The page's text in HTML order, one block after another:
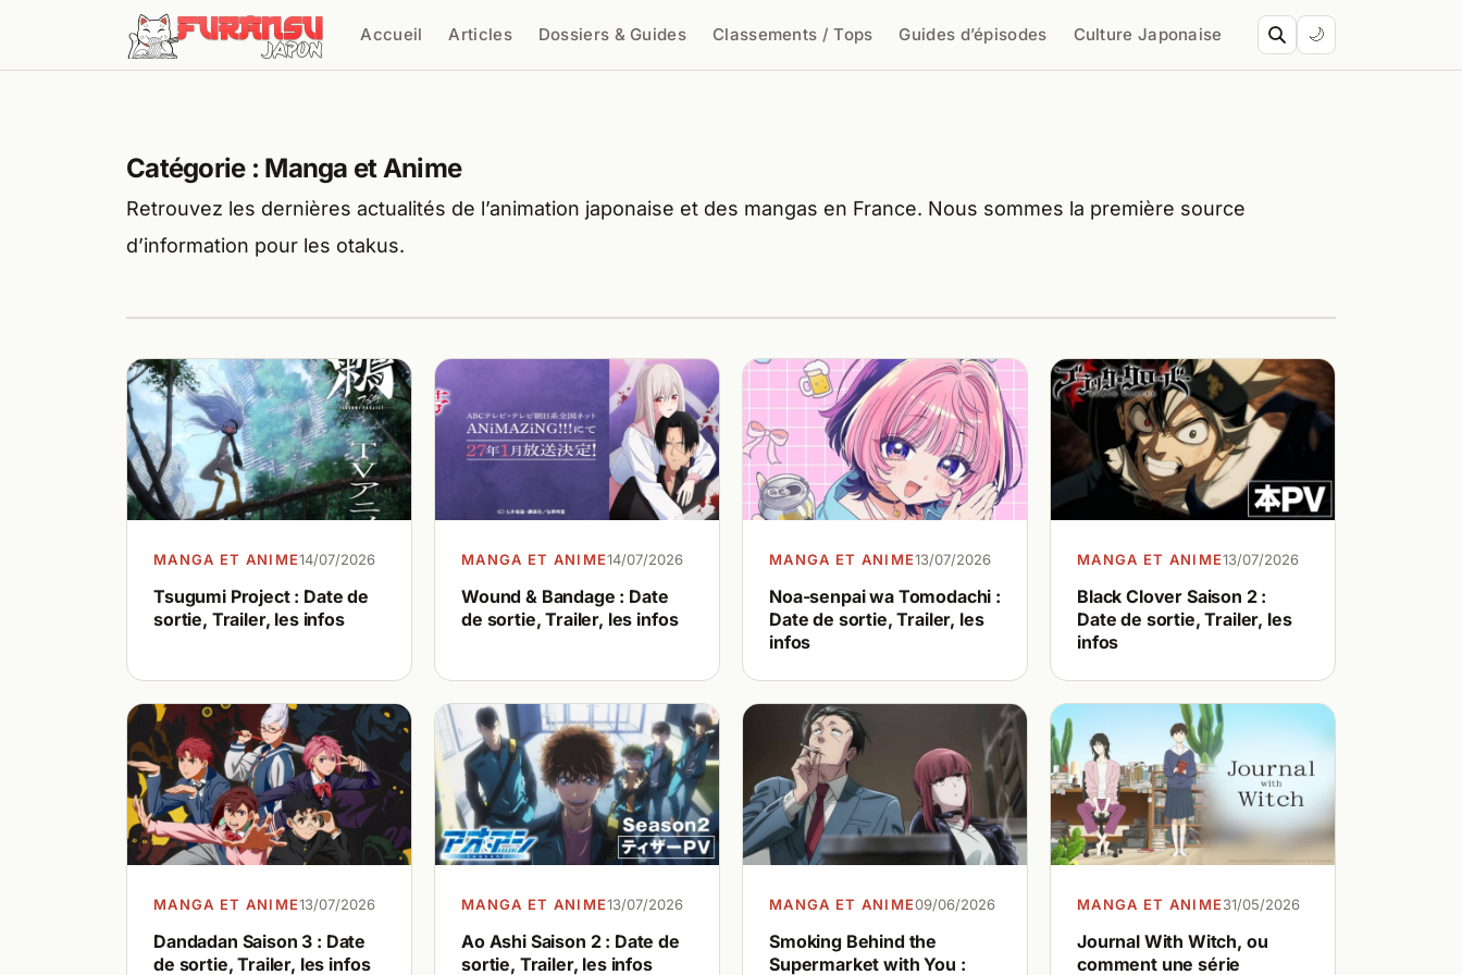
Aller au contenu
Accueil Articles Dossiers & Guides Classements / Tops Guides d’épisodes Culture Japonaise 🌙
Catégorie : Manga et Anime
Retrouvez les dernières actualités de l’animation japonaise et des mangas en France. Nous sommes la première source
d’information pour les otakus.
MANGA ET ANIME14/07/2026
Tsugumi Project : Date de
sortie, Trailer, les infos
MANGA ET ANIME14/07/2026
Wound & Bandage : Date
de sortie, Trailer, les infos
MANGA ET ANIME13/07/2026
Noa-senpai wa Tomodachi :
Date de sortie, Trailer, les
infos
MANGA ET ANIME13/07/2026
Black Clover Saison 2 :
Date de sortie, Trailer, les
infos
MANGA ET ANIME13/07/2026
Dandadan Saison 3 : Date
de sortie, Trailer, les infos
MANGA ET ANIME13/07/2026
Ao Ashi Saison 2 : Date de
sortie, Trailer, les infos
MANGA ET ANIME09/06/2026
Smoking Behind the
Supermarket with You :
MANGA ET ANIME31/05/2026
Journal With Witch, ou
comment une série